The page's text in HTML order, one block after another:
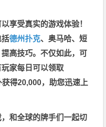
享受真实的游戏体验！
括德州扑克、奥马哈、短
高技巧。不仅如此， 可
家每日可以领取
得20,000，助您迅速上
和全球的牌手们一起切